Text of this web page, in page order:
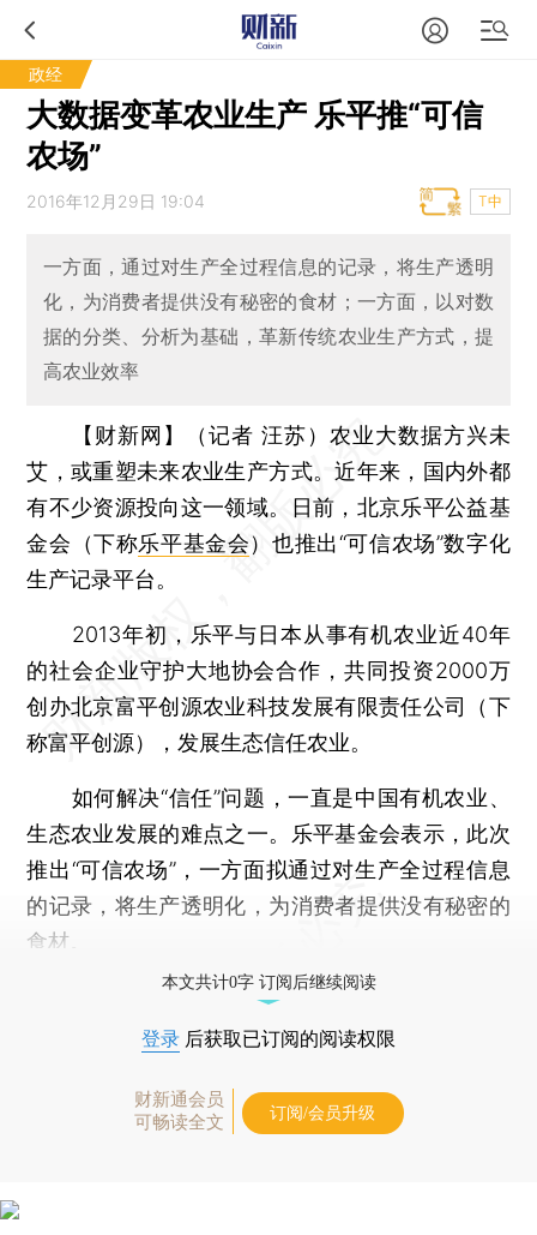
政经
大数据变革农业生产 乐平推“可信
农场”
2016年12月29日 19:04 T中
一方面，通过对生产全过程信息的记录，将生产透明
化，为消费者提供没有秘密的食材；一方面，以对数
据的分类、分析为基础，革新传统农业生产方式，提
高农业效率
【财新网】（记者 汪苏） 农业大数据方兴未
艾，或重塑未来农业生产方式。近年来，国内外都
有不少资源投向这一领域。日前，北京乐平公益基
金会（下称乐平基金会）也推出“可信农场”数字化
生产记录平台。
2013年初，乐平与日本从事有机农业近40年
的社会企业守护大地协会合作，共同投资2000万
创办北京富平创源农业科技发展有限责任公司（下
称富平创源），发展生态信任农业。
如何解决“信任”问题，一直是中国有机农业、
生态农业发展的难点之一。乐平基金会表示，此次
推出“可信农场”，一方面拟通过对生产全过程信息
的记录，将生产透明化，为消费者提供没有秘密的
食材。
本文共计0字 订阅后继续阅读
登录 后获取已订阅的阅读权限
财新通会员
可畅读全文
订阅/会员升级